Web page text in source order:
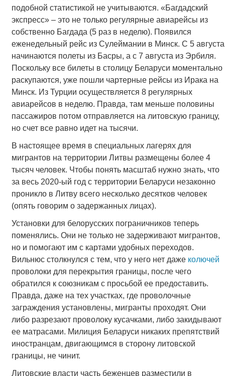
подобной статистикой не учитываются. «Багдадский
экспресс» – это не только регулярные авиарейсы из
собственно Багдада (5 раз в неделю). Появился
еженедельный рейс из Сулеймании в Минск. С 5 августа
начинаются полеты из Басры, а с 7 августа из Эрбиля.
Поскольку все билеты в столицу Беларуси моментально
раскупаются, уже пошли чартерные рейсы из Ирака на
Минск. Из Турции осуществляется 8 регулярных
авиарейсов в неделю. Правда, там меньше половины
пассажиров потом отправляется на литовскую границу,
но счет все равно идет на тысячи.
В настоящее время в специальных лагерях для
мигрантов на территории Литвы размещены более 4
тысяч человек. Чтобы понять масштаб нужно знать, что
за весь 2020-ый год с территории Беларуси незаконно
проникло в Литву всего несколько десятков человек
(опять говорим о задержанных лицах).
Установки для белорусских пограничников теперь
поменялись. Они не только не задерживают мигрантов,
но и помогают им с картами удобных переходов.
Вильнюс столкнулся с тем, что у него нет даже колючей
проволоки для перекрытия границы, после чего
обратился к союзникам с просьбой ее предоставить.
Правда, даже на тех участках, где проволочные
заграждения установлены, мигранты проходят. Они
либо разрезают проволоку кусачками, либо закидывают
ее матрасами. Милиция Беларуси никаких препятствий
иностранцам, двигающимся в сторону литовской
границы, не чинит.
Литовские власти часть беженцев разместили в